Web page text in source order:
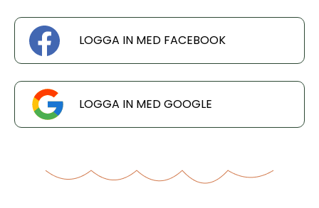
LOGGA IN MED FACEBOOK
LOGGA IN MED GOOGLE